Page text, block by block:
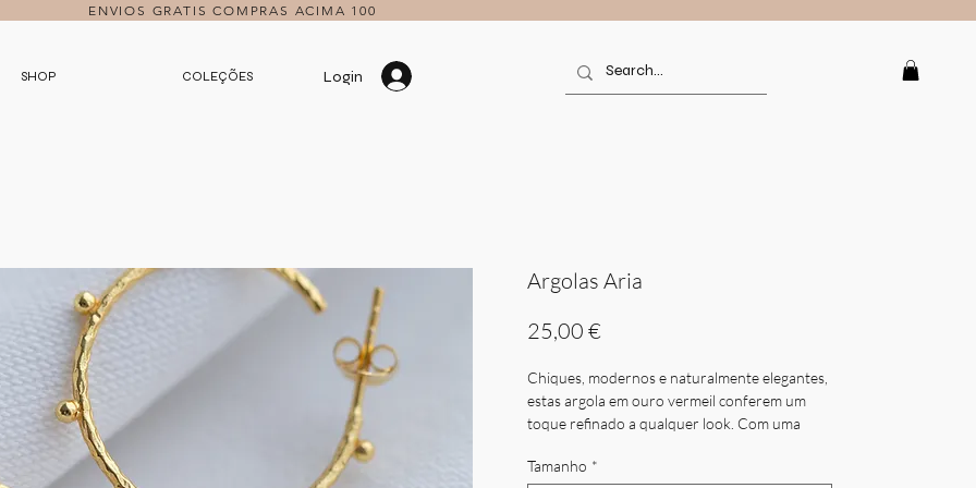
SHOP COLEÇÕES
ENVIOS GRATIS COMPRAS ACIMA 100
Login
Argolas Aria
25,00 €
Chiques, modernos e naturalmente elegantes,
estas argola em ouro vermeil conferem um
toque refinado a qualquer look. Com uma
contas de ouro polido que capturam a luz de
Tamanho *